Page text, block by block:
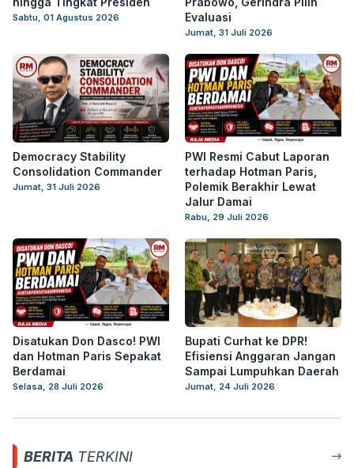
Sabtu, 01 Agustus 2026
Evaluasi
Jumat, 31 Juli 2026
Democracy Stability
Consolidation Commander
Jumat, 31 Juli 2026
PWI Resmi Cabut Laporan
terhadap Hotman Paris,
Polemik Berakhir Lewat
Jalur Damai
Rabu, 29 Juli 2026
Disatukan Don Dasco! PWI
dan Hotman Paris Sepakat
Berdamai
Selasa, 28 Juli 2026
Bupati Curhat ke DPR!
Efisiensi Anggaran Jangan
Sampai Lumpuhkan Daerah
Jumat, 24 Juli 2026
BERITA TERKINI